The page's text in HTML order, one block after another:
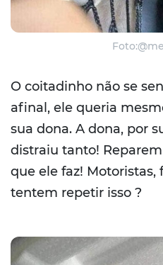
O coitadinho não se
afinal, ele queria
sua dona. A dona, por
distraiu tanto!
que ele faz! Motoristas,
tentem repetir isso ?